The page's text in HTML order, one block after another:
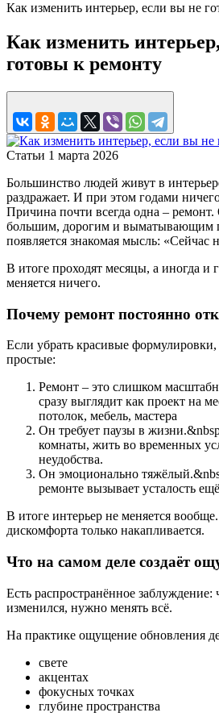
Как изменить интерьер, если вы не
Как изменить
готовы к ремонту
Статьи 1 марта 2026
Большинство людей живут в
раздражает. И при этом годами
Причина почти всегда одна –
большим, дорогим и выматывающим
появляется знакомая мысль: «Сейчас
В итоге проходят месяцы, а иногда и
меняется ничего.
Почему ремонт постоянно
Если убрать красивые
простые:
Ремонт – это слишком
сразу выглядит как проект на
потолок, мебель, мастера
Он требует паузы в
комнаты, жить во временных
неудобства.
Он эмоционально
ремонте вызывает усталость
В итоге интерьер не меняется
дискомфорта только накапливается.
Что на самом деле создаёт
Есть распространённое заблуждение:
изменился, нужно менять всё.
На практике ощущение обновления
свете
акцентах
фокусных точках
глубине пространства